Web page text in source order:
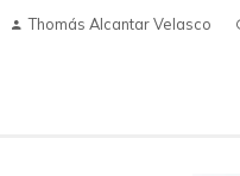
Thomás Alcantar Velasco